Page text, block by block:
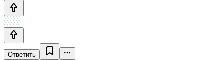
Ответить